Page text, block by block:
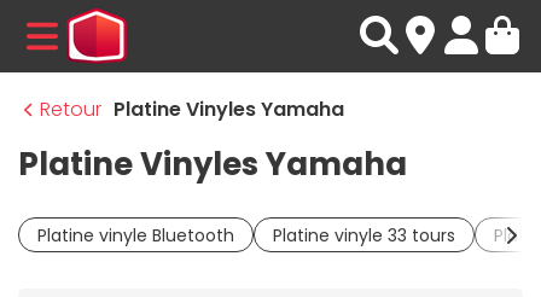
MENU
Retour Platine Vinyles Yamaha
Platine Vinyles Yamaha
Platine vinyle Bluetooth Platine vinyle 33 tours